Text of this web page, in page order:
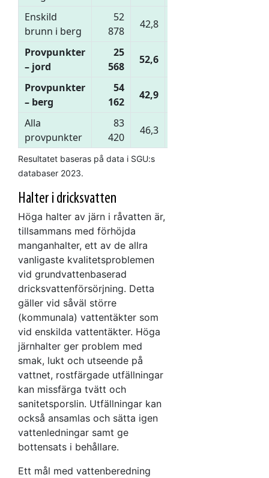
Enskild
brunn i berg
52
878
42,8
Provpunkter
– jord
25
568
52,6
Provpunkter
– berg
54
162
42,9
Alla
provpunkter
83
420
46,3
Resultatet baseras på data i SGU:s
databaser 2023.
Halter i dricksvatten
Höga halter av järn i råvatten är,
tillsammans med förhöjda
manganhalter, ett av de allra
vanligaste kvalitetsproblemen
vid grundvattenbaserad
dricksvattenförsörjning. Detta
gäller vid såväl större
(kommunala) vattentäkter som
vid enskilda vattentäkter. Höga
järnhalter ger problem med
smak, lukt och utseende på
vattnet, rostfärgade utfällningar
kan missfärga tvätt och
sanitetsporslin. Utfällningar kan
också ansamlas och sätta igen
vattenledningar samt ge
bottensats i behållare.
Ett mål med vattenberedning